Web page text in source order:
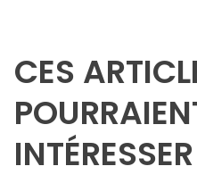
CES
INTÉRESSER